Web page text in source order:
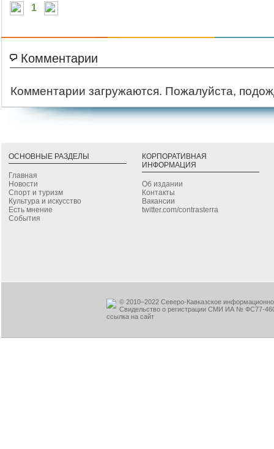
1
Комментарии
Комментарии загружаются. Пожалуйста,
ОСНОВНЫЕ РАЗДЕЛЫ
Главная
Новости
Спорт и туризм
Культура и искусство
Есть мнение
События
КОРПОРАТИВНАЯ
ИНФОРМАЦИЯ
Об издании
Контакты
Вакансии
twitter.com/contrasterra
© 2010–2022 Северо-Кавказское
Свидельство о регистрации СМИ ИА № ФС77-
ссылка на сайт